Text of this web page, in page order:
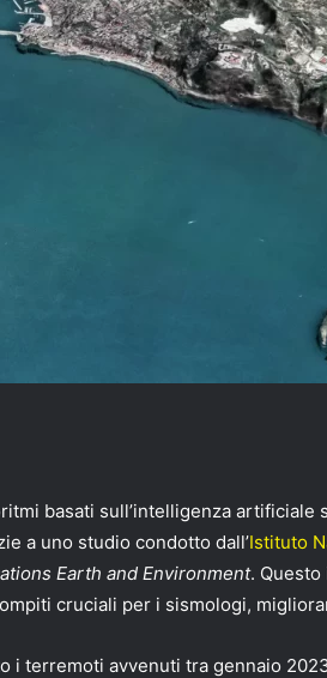
basati sull’intelligenza artificiale
a uno studio condotto dall’Istituto
Earth and Environment.
cruciali per i sismologi,
i terremoti avvenuti tra gennaio